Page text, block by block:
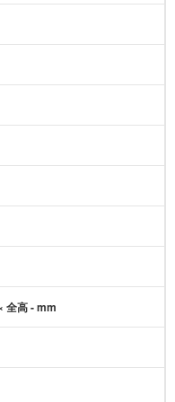
カー
置
全高 - mm